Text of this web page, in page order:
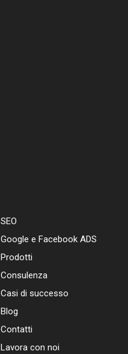
SEO
Google e Facebook ADS
Prodotti
Consulenza
Casi di successo
Blog
Contatti
Lavora con noi